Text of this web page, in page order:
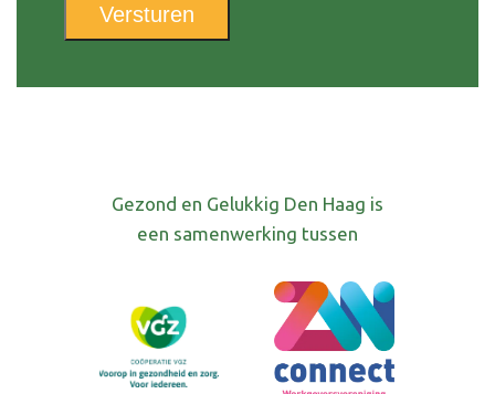
Versturen
Gezond en Gelukkig Den Haag is
een samenwerking tussen